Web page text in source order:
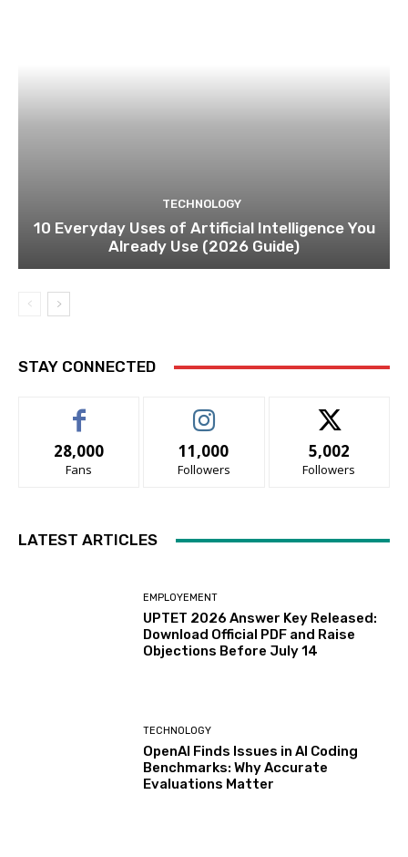
TECHNOLOGY
10 Everyday Uses of Artificial Intelligence You
Already Use (2026 Guide)
STAY CONNECTED
28,000
Fans
11,000
Followers
5,002
Followers
LATEST ARTICLES
EMPLOYEMENT
UPTET 2026 Answer Key Released:
Download Official PDF and Raise
Objections Before July 14
TECHNOLOGY
OpenAI Finds Issues in AI Coding
Benchmarks: Why Accurate
Evaluations Matter